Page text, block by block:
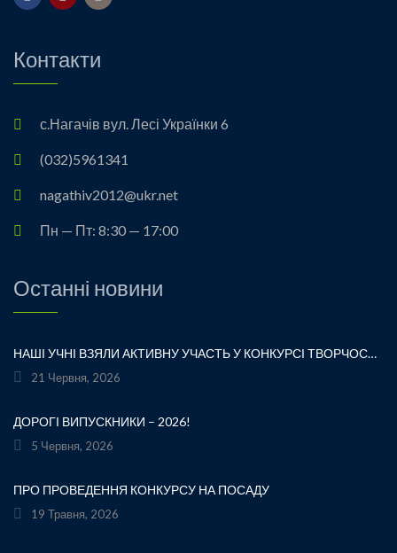
Контакти
с.Нагачів вул. Лесі Українки 6
(032)5961341
nagathiv2012@ukr.net
Пн — Пт: 8:30 — 17:00
Останні новини
НАШІ УЧНІ ВЗЯЛИ АКТИВНУ УЧАСТЬ У КОНКУРСІ ТВОРЧОСТІ ЛЕСІ УКРАЇНКИ «ХТО ЛЮБИТЬ УКРАЇНСЬКЕ СЛОВО» ТА БУЛИ ВІДЗНАЧЕНІ ПОДЯКАМИ ЗА СВОЮ СТАРАННІСТЬ, ТВОРЧІСТЬ І ЛЮБОВ ДО РІДНОГО СЛОВА.УРОЧИСТЕ ВРУЧЕННЯ НАГОРОД ВІДБУЛОСЯ ПІД ЧАС ФЕСТИВАЛЮ «УКРАЇНКА FEST» НА МАЛЬОВНИЧОМУ БЕРЕЗІ ЯВОРІВСЬКОГО МОРЯ. ЦЕ БУЛА ЧУДОВА НАГОДА ЩЕ РАЗ ДОТОРКНУТИСЯ ДО ТВОРЧОЇ СПАДЩИНИ ВЕЛИКОЇ УКРАЇНСЬКОЇ ПОЕТЕСИ, ВІДЧУТИ СИЛУ УКРАЇНСЬКОГО СЛОВА ТА ГОРДІСТЬ ЗА НАШИХ ТАЛАНОВИТИХ ДІТЕЙ.ВІТАЄМО УЧАСНИКІВ І БАЖАЄМО ЇМ НОВИХ ТВОРЧИХ ЗВЕРШЕНЬ!«НІ! Я ЖИВА! Я БУДУ ВІЧНО ЖИТИ! Я В СЕРЦІ МАЮ ТЕ, ЩО НЕ ВМИРАЄ». — ЛЕСЯ УКРАЇНКА
21 Червня, 2026
ДОРОГІ ВИПУСКНИКИ – 2026!
5 Червня, 2026
ПРО ПРОВЕДЕННЯ КОНКУРСУ НА ПОСАДУ
19 Травня, 2026